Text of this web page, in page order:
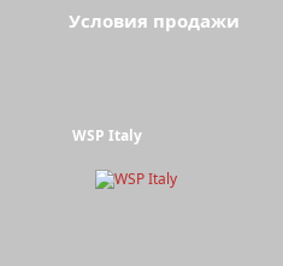
Условия продажи
WSP Italy